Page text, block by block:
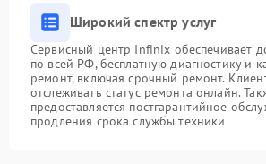
Широкий спектр услуг
Сервисный центр Infinix обеспечивает
по всей РФ, бесплатную диагностику и
ремонт, включая срочный ремонт.
отслеживать статус ремонта онлайн.
предоставляется постгарантийное
продления срока службы техники